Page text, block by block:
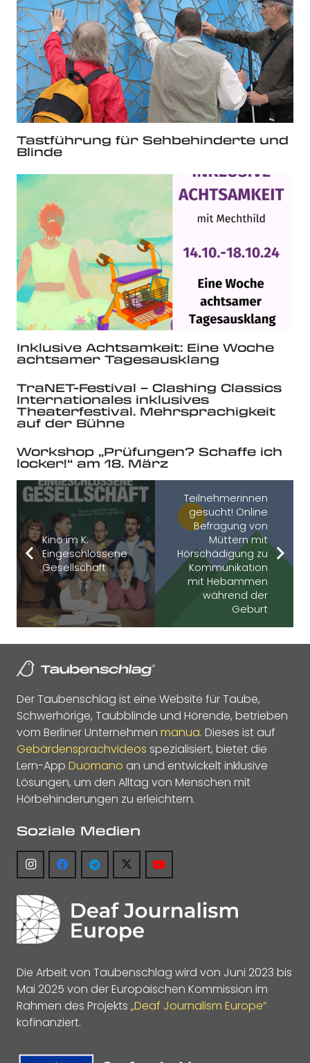
Tastführung für Sehbehinderte und
Blinde
Inklusive Achtsamkeit: Eine Woche
achtsamer Tagesausklang
TraNET-Festival – Clashing Classics
Internationales inklusives
Theaterfestival. Mehrsprachigkeit
auf der Bühne
Workshop „Prüfungen? Schaffe ich
locker!“ am 18. März
Kino im K:
Eingeschlossene
Gesellschaft
Teilnehmerinnen
gesucht! Online
Befragung von
Müttern mit
Hörschädigung zu
Kommunikation
mit Hebammen
während der
Geburt
Der Taubenschlag ist eine Website für Taube,
Schwerhörige, Taubblinde und Hörende, betrieben
vom Berliner Unternehmen manua. Dieses ist auf
Gebärdensprachvideos spezialisiert, bietet die
Lern-App Duomano an und entwickelt inklusive
Lösungen, um den Alltag von Menschen mit
Hörbehinderungen zu erleichtern.
Soziale Medien
Die Arbeit von Taubenschlag wird von Juni 2023 bis
Mai 2025 von der Europäischen Kommission im
Rahmen des Projekts „Deaf Journalism Europe“
kofinanziert.